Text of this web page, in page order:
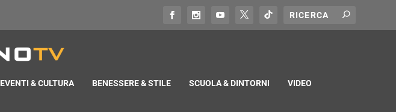
EVENTI & CULTURA BENESSERE & STILE SCUOLA & DINTORNI VIDEO